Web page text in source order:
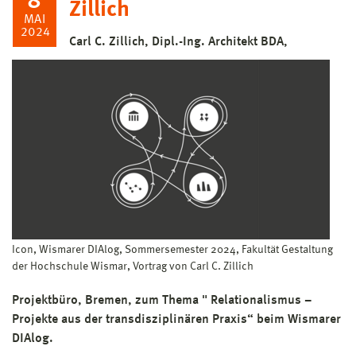
MAI
2024
Zillich
Icon, Wismarer DIAlog, Sommersemester 2024, Fakultät Gestaltung
der Hochschule Wismar, Vortrag von Carl C. Zillich
Carl C. Zillich, Dipl.-Ing. Architekt BDA,
Projektbüro, Bremen, zum Thema " Relationalismus –
Projekte aus der transdisziplinären Praxis“ beim Wismarer
DIAlog.